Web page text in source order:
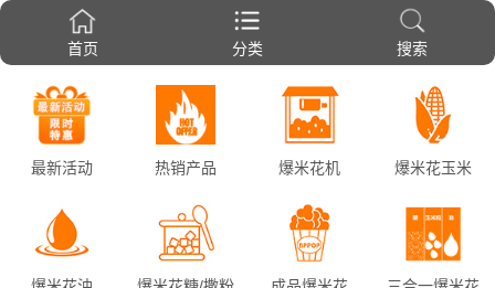
首页 分类 搜索
最新活动 热销产品 爆米花机 爆米花玉米